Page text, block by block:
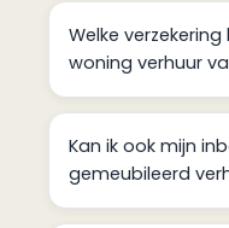
Welke
woning verhuur
Kan ik ook mijn
gemeubileerd